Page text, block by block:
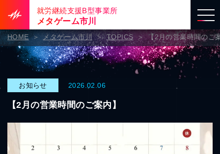
就労継続支援B型事業所
メタゲーム市川
HOME メタゲーム市川 TOPICS 【2月の営業時間のご
お知らせ 2026.02.06
【2月の営業時間のご案内】